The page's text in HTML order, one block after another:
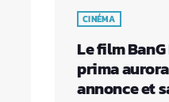
CINÉMA
Le film
prima
annonce et